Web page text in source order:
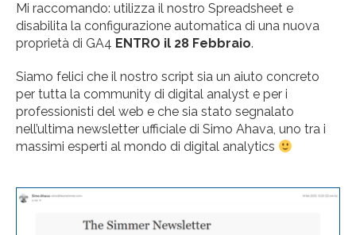
Mi raccomando: utilizza il nostro Spreadsheet e
disabilita la configurazione automatica di una nuova
proprietà di GA4 ENTRO il 28 Febbraio.
Siamo felici che il nostro script sia un aiuto concreto
per tutta la community di digital analyst e per i
professionisti del web e che sia stato segnalato
nell’ultima newsletter ufficiale di Simo Ahava, uno tra i
massimi esperti al mondo di digital analytics